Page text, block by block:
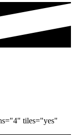
tiles="yes"